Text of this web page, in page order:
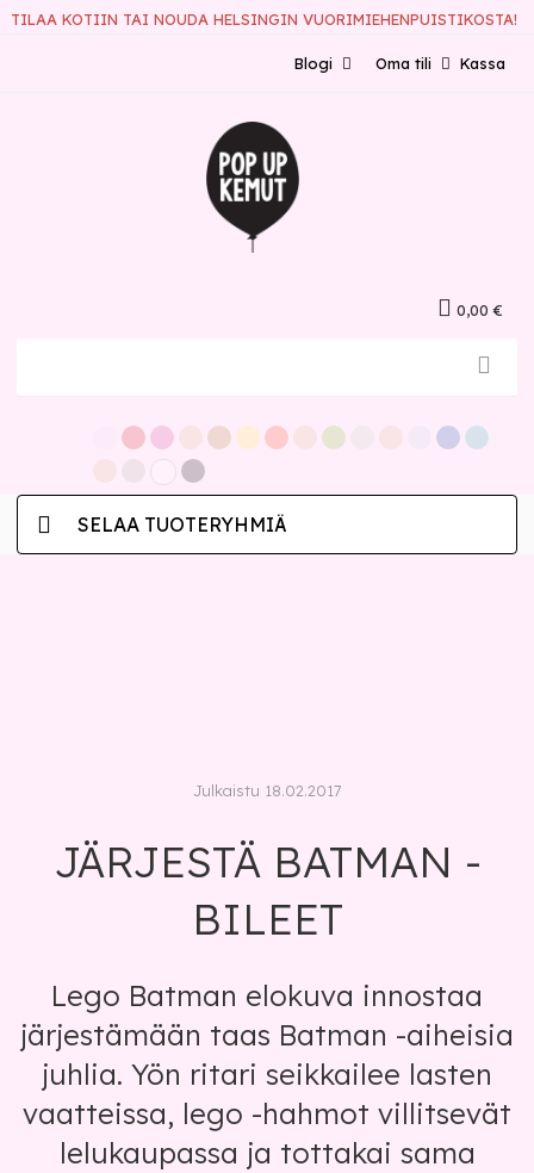
TILAA KOTIIN TAI NOUDA HELSINGIN VUORIMIEHENPUISTIKOSTA!
Kassa
Oma tili
Blogi
0,00 €
SELAA TUOTERYHMIÄ
Julkaistu 18.02.2017
JÄRJESTÄ BATMAN -
BILEET
Lego Batman elokuva innostaa
järjestämään taas Batman -aiheisia
juhlia. Yön ritari seikkailee lasten
vaatteissa, lego -hahmot villitsevät
lelukaupassa ja tottakai sama